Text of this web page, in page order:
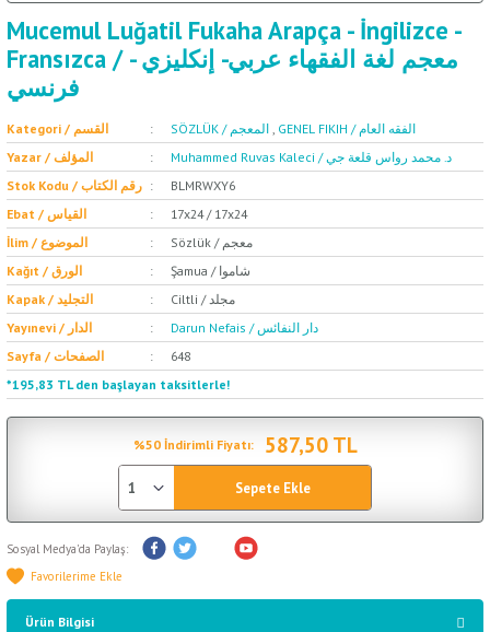
Mucemul Luğatil Fukaha Arapça - İngilizce -
Fransızca / معجم لغة الفقهاء عربي- إنكليزي -
فرنسي
Kategori / القسم SÖZLÜK / المعجم ,
GENEL FIKIH / الفقه العام
Yazar / المؤلف
Muhammed Ruvas Kaleci / د. محمد رواس قلعة جي
Stok Kodu / رقم الكتاب
BLMRWXY6
Ebat / القياس
17x24 / 17x24
İlim / الموضوع
Sözlük / معجم
Kağıt / الورق
Şamua / شاموا
Kapak / التجليد
Ciltli / مجلد
Yayınevi / الدار
Darun Nefais / دار النفائس
Sayfa / الصفحات
648
*195,83 TL den başlayan taksitlerle!
%50 İndirimli Fiyatı: 587,50 TL
Sepete Ekle
Sosyal Medya'da Paylaş:
Ürün Bilgisi